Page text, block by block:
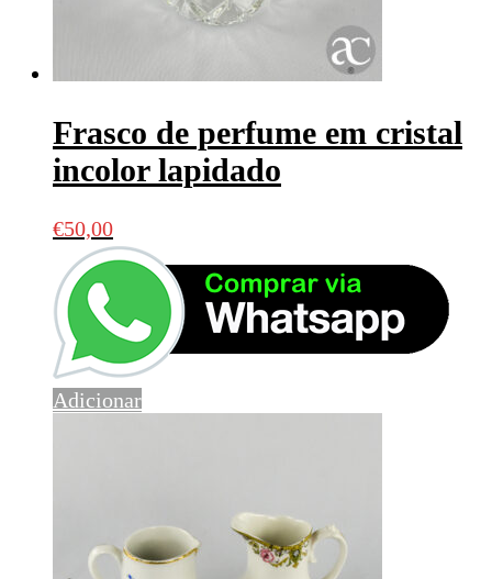
Frasco de perfume em cristal
incolor lapidado
€50,00
Adicionar